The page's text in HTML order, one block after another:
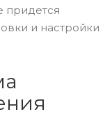
придется
и настройки